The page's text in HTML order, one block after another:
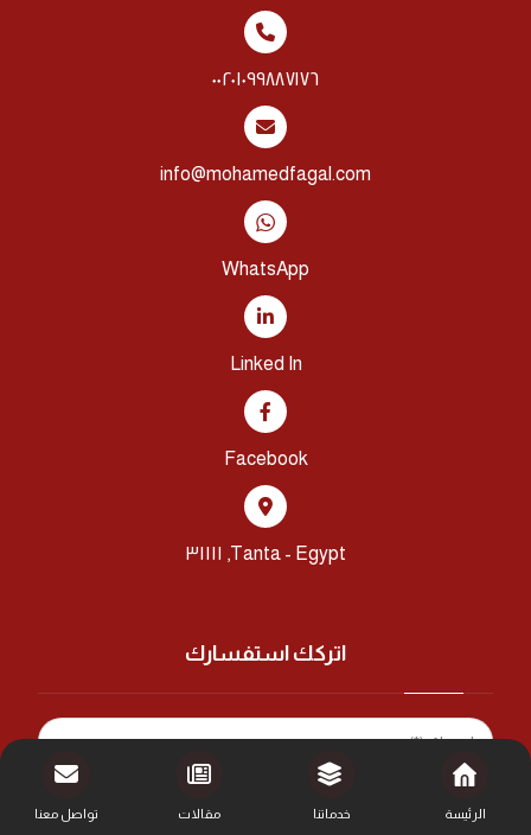
٠٠٢٠١٠٩٩٨٨٧١٧٦
info@mohamedfagal.com
WhatsApp
Linked In
Facebook
Tanta - Egypt, ٣١١١١
اتركك استفسارك
الرئيسة خدماتنا مقالات تواصل معنا